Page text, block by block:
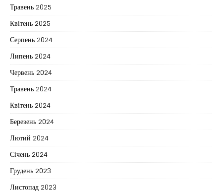
Травень 2025
Квітень 2025
Серпень 2024
Липень 2024
Червень 2024
Травень 2024
Квітень 2024
Березень 2024
Лютий 2024
Січень 2024
Грудень 2023
Листопад 2023